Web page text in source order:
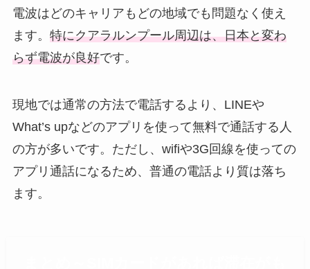
電波はどのキャリアもどの地域でも問題なく使え
ます。 特にクアラルンプール周辺は、日本と変わ
らず電波が良好です。
現地では通常の方法で電話するより、LINEや
What’s upなどのアプリを使って無料で通話する人
の方が多いです。ただし、wifiや3G回線を使っての
アプリ通話になるため、普通の電話より質は落ち
ます。